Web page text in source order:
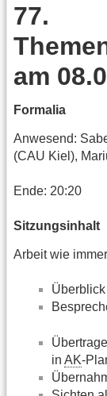
77.
am
Formalia
Anwesend:
(CAU Kiel),
Ende: 20:20
Sitzungsinhalt
Arbeit wie
in AK-